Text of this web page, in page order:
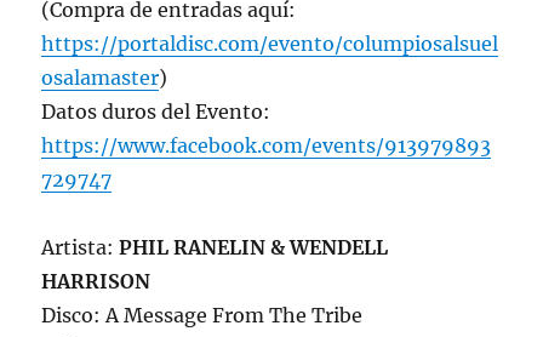
(Compra de entradas aquí:
https://portaldisc.com/evento/columpiosalsuel
osalamaster)
Datos duros del Evento:
https://www.facebook.com/events/913979893
729747
Artista:PHIL RANELIN & WENDELL
HARRISON
Disco: A Message From The Tribe